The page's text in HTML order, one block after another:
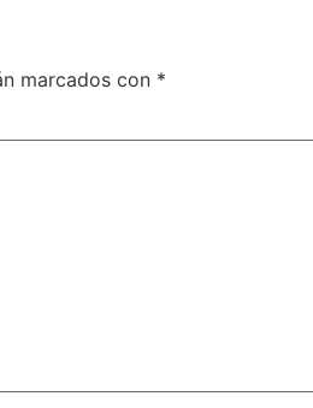
marcados con *